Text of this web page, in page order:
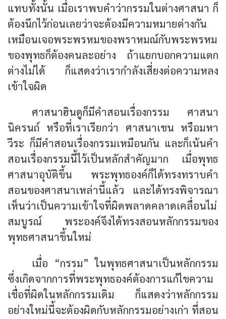
แทบทั้งนั้น เมื่อเราพบคำว่ากรรมในต่างศาสนา ก็
ต้องนึกไว้ก่อนเลยว่าจะต้องมีความหมายต่างกัน
เหมือนเจอพระพรหมของพราหมณ์กับพระพรหม
ของพุทธก็ต้องคนละอย่าง ถ้าแยกบอกความแตก
ต่างไม่ได้ ก็แสดงว่าเรากำลังเสี่ยงต่อความหลง
เข้าใจผิด
ศาสนาฮินดูก็มีคำสอนเรื่องกรรม ศาสนา
นิครนถ์ หรือที่เราเรียกว่า ศาสนาเชน หรือมหา
วีระ ก็มีคำสอนเรื่องกรรมเหมือนกัน และก็เน้นคำ
สอนเรื่องกรรมนี้ไว้เป็นหลักสำคัญมาก เมื่อพุทธ
ศาสนาอุบัติขึ้น พระพุทธองค์ก็ได้ทรงทราบคำ
สอนของศาสนาเหล่านี้แล้ว และได้ทรงพิจารณา
เห็นว่าเป็นความเข้าใจที่ผิดพลาดคลาดเคลื่อนไม่
สมบูรณ์ พระองค์จึงได้ทรงสอนหลักกรรมของ
พุทธศาสนาขึ้นใหม่
เมื่อ “กรรม” ในพุทธศาสนาเป็นหลักกรรม
ซึ่งเกิดจากการที่พระพุทธองค์ต้องการแก้ไขความ
เชื่อที่ผิดในหลักกรรมเดิม ก็แสดงว่าหลักกรรม
อย่างใหม่นี้จะต้องผิดกับหลักกรรมอย่างเก่า ที่สอน